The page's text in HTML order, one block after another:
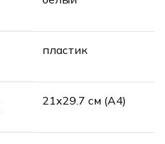
пластик
21х29.7 см (А4)